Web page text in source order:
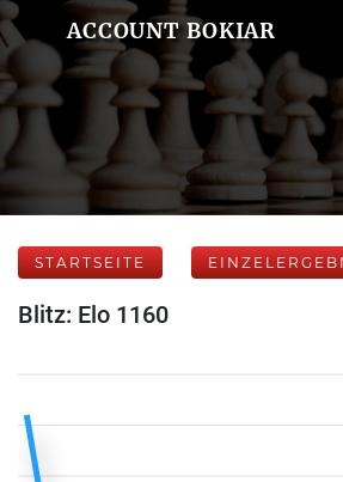
ACCOUNT BOKIAR
STARTSEITE
Blitz: Elo 1160